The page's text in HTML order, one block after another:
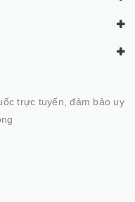
trực tuyến, đảm bảo uy